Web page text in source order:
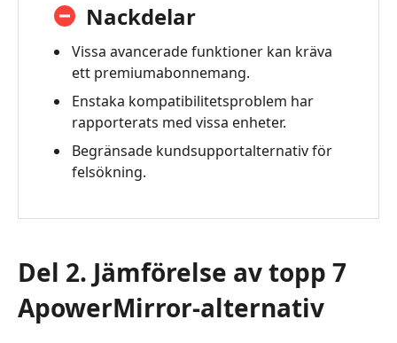
Nackdelar
Vissa avancerade funktioner kan kräva
ett premiumabonnemang.
Enstaka kompatibilitetsproblem har
rapporterats med vissa enheter.
Begränsade kundsupportalternativ för
felsökning.
Del 2. Jämförelse av topp 7
ApowerMirror-alternativ